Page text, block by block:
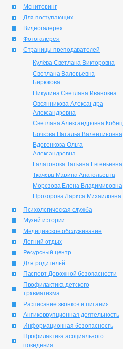
Мониторинг
Для поступающих
Видеогалерея
Фотогалерея
Страницы преподавателей
Кулёва Светлана Викторовна
Светлана Валерьевна
Бирюкова
Никулина Светлана Ивановна
Овсянникова Александра
Александровна
Светлана Александровна Кобец
Бочкова Наталья Валентиновна
Вдовенкова Ольга
Александровна
Галатонова Татьяна Евгеньевна
Ткачева Марина Анатольевна
Морозова Елена Владимировна
Прохорова Лариса Михайловна
Психологическая служба
Музей истории
Медицинское обслуживание
Летний отдых
Ресурсный центр
Для родителей
Паспорт Дорожной безопасности
Профилактика детского
травматизма
Расписание звонков и питания
Антикоррупционная деятельность
Информационная безопасность
Профилактика асоциального
поведения